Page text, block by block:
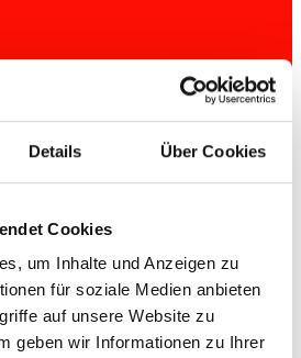
Details Über Cookies
Cookies
um Inhalte und Anzeigen zu
für soziale Medien anbieten
auf unsere Website zu
geben wir Informationen zu Ihrer